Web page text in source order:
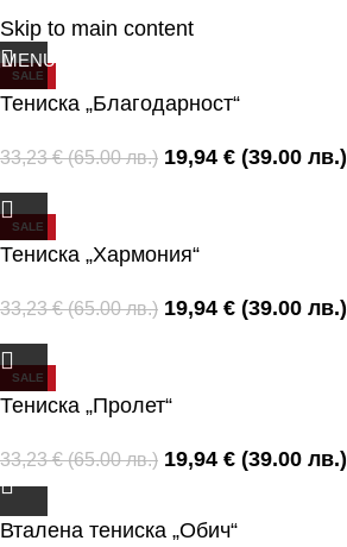
Skip to main content
MENU
SALE
Тениска „Благодарност“
33,23€ (65.00 лв.) 19,94 € (39.00 лв.)
SALE
Тениска „Хармония“
33,23€ (65.00 лв.) 19,94 € (39.00 лв.)
SALE
Тениска „Пролет“
33,23€ (65.00 лв.) 19,94 € (39.00 лв.)
Вталена тениска „Обич“